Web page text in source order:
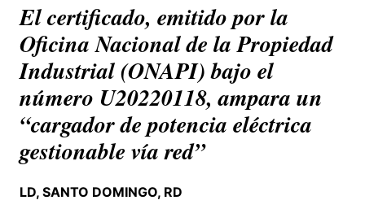
El certificado, emitido por la
Oficina Nacional de la Propiedad
Industrial (ONAPI) bajo el
número U20220118, ampara un
“cargador de potencia eléctrica
gestionable vía red”
LD, SANTO DOMINGO, RD